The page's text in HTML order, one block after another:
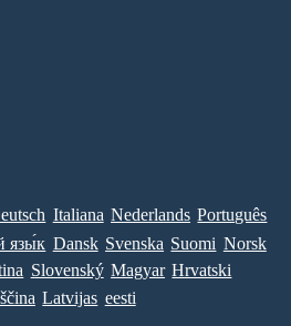
Italiana Nederlands Português
язы́к Dansk Svenska Suomi Norsk
Slovenský Magyar Hrvatski
Latvijas eesti